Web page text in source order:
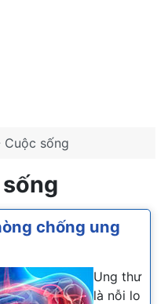
Cuộc sống
chống ung
Ung thư
là nỗi lo